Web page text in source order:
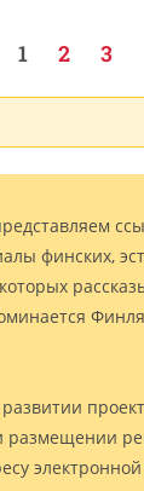
1 2 3
финских,
размещении